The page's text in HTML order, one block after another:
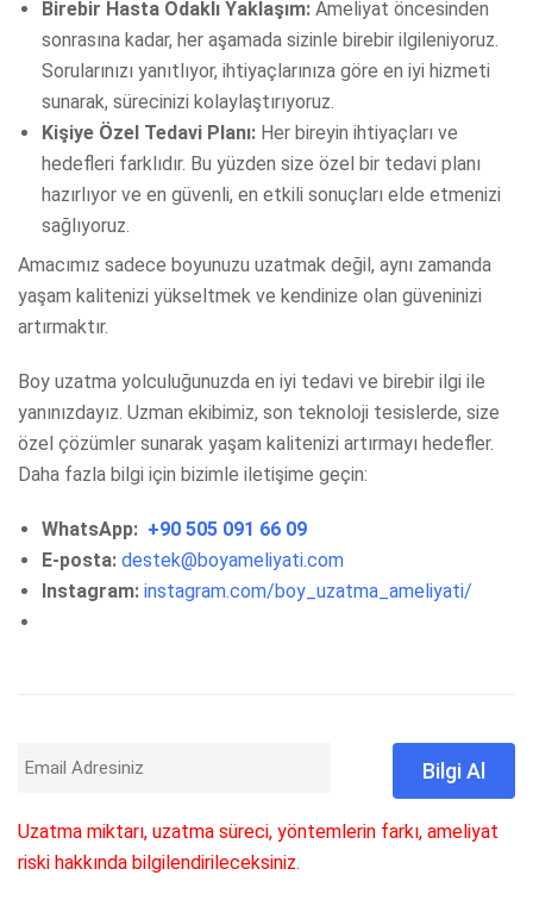
Birebir Hasta Odaklı Yaklaşım: Ameliyat öncesinden
sonrasına kadar, her aşamada sizinle birebir ilgileniyoruz.
Sorularınızı yanıtlıyor, ihtiyaçlarınıza göre en iyi hizmeti
sunarak, sürecinizi kolaylaştırıyoruz.
Kişiye Özel Tedavi Planı: Her bireyin ihtiyaçları ve
hedefleri farklıdır. Bu yüzden size özel bir tedavi planı
hazırlıyor ve en güvenli, en etkili sonuçları elde etmenizi
sağlıyoruz.
Amacımız sadece boyunuzu uzatmak değil, aynı zamanda
yaşam kalitenizi yükseltmek ve kendinize olan güveninizi
artırmaktır.
Boy uzatma yolculuğunuzda en iyi tedavi ve birebir ilgi ile
yanınızdayız. Uzman ekibimiz, son teknoloji tesislerde, size
özel çözümler sunarak yaşam kalitenizi artırmayı hedefler.
Daha fazla bilgi için bizimle iletişime geçin:
WhatsApp: +90 505 091 66 09
E-posta: destek@boyameliyati.com
Instagram: instagram.com/boy_uzatma_ameliyati/
Uzatma miktarı, uzatma süreci, yöntemlerin farkı, ameliyat
riski hakkında bilgilendirileceksiniz.